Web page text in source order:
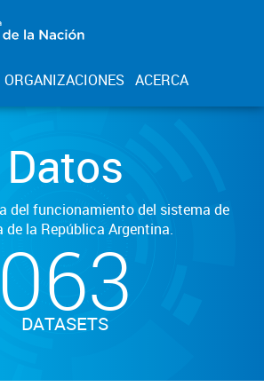
ORGANIZACIONES ACERCA
Datos
del funcionamiento del sistema de
de la República Argentina.
063
DATASETS